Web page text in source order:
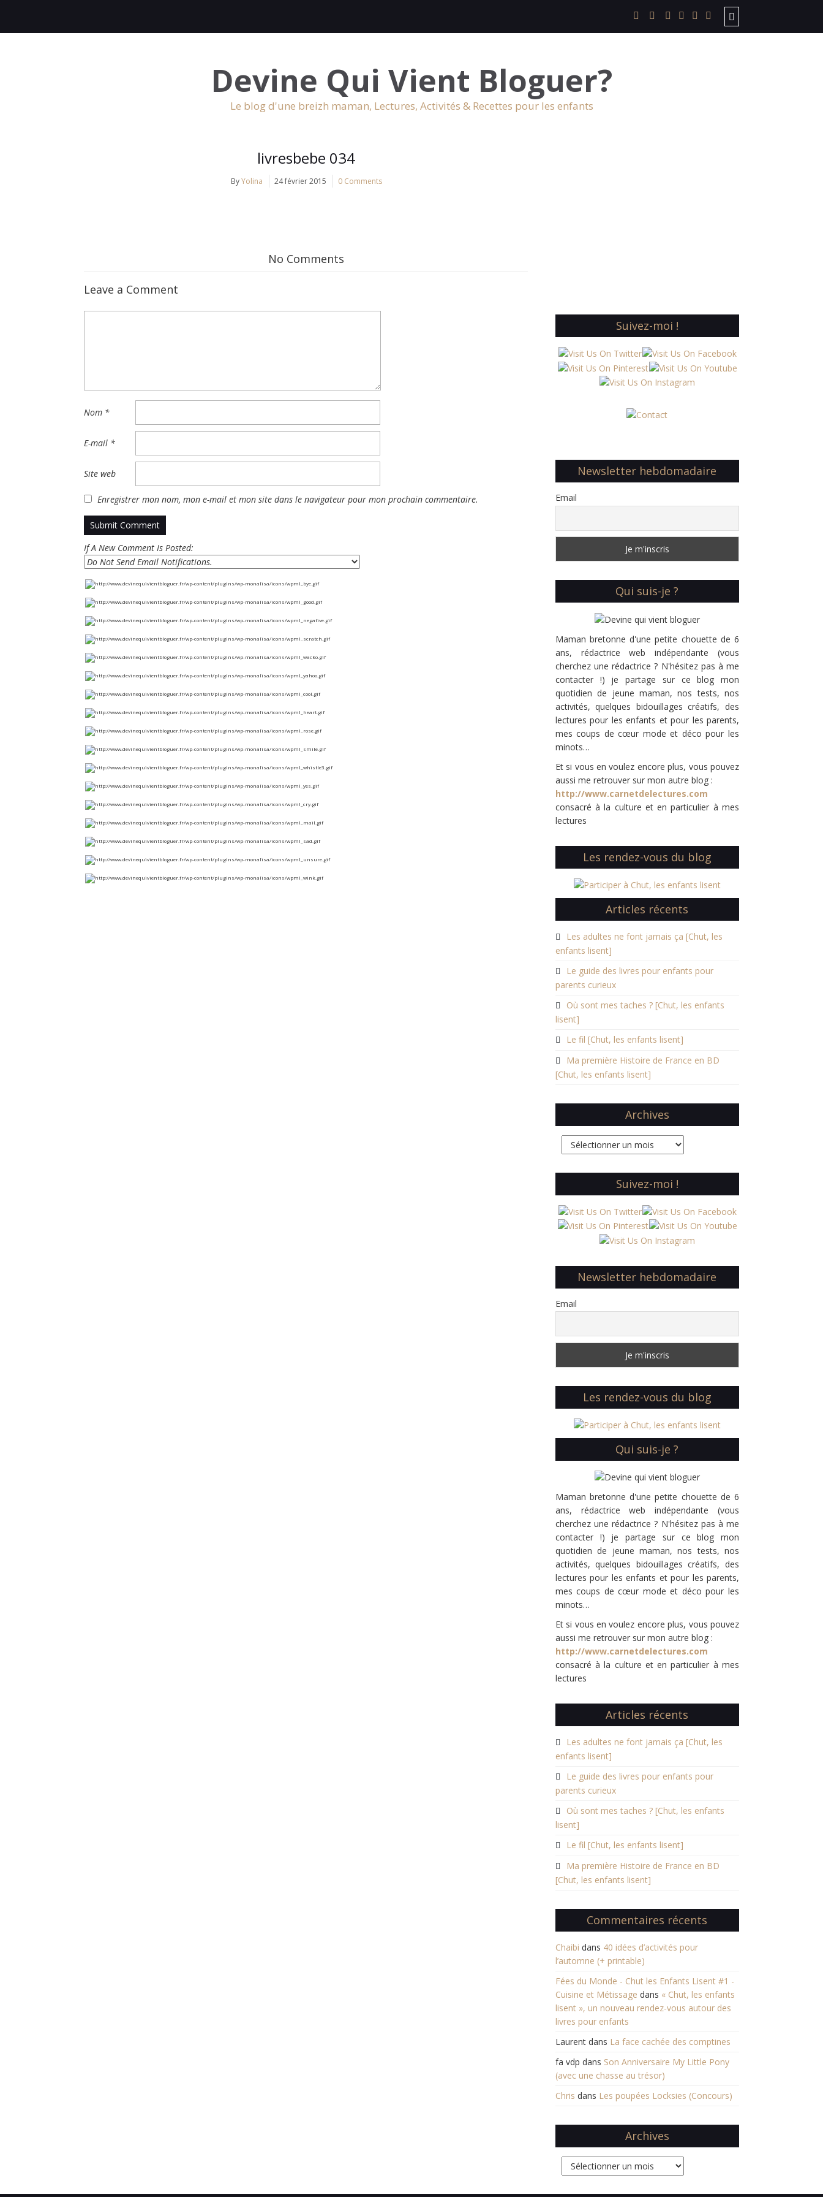
Devine Qui Vient Bloguer?
Le blog d'une breizh maman, Lectures, Activités & Recettes pour les enfants
livresbebe 034
ByYolina 24 février 2015 0 Comments
No Comments
Leave a Comment
Nom *
E-mail *
Site web
Enregistrer mon nom, mon e-mail et mon site dans le navigateur pour mon prochain commentaire.
If A New Comment Is Posted:
Suivez-moi !
Newsletter hebdomadaire
Email
Qui suis-je ?
Maman bretonne d'une petite chouette de 6
ans, rédactrice web indépendante (vous
cherchez une rédactrice ? N'hésitez pas à me
contacter !) je partage sur ce blog mon
quotidien de jeune maman, nos tests, nos
activités, quelques bidouillages créatifs, des
lectures pour les enfants et pour les parents,
mes coups de cœur mode et déco pour les
minots…
Et si vous en voulez encore plus, vous pouvez
aussi me retrouver sur mon autre blog :
http://www.carnetdelectures.com
consacré à la culture et en particulier à mes
lectures
Les rendez-vous du blog
Articles récents
Les adultes ne font jamais ça [Chut, les
enfants lisent]
Le guide des livres pour enfants pour
parents curieux
Où sont mes taches ? [Chut, les enfants
lisent]
Le fil [Chut, les enfants lisent]
Ma première Histoire de France en BD
[Chut, les enfants lisent]
Archives
Archives
Suivez-moi !
Newsletter hebdomadaire
Email
Les rendez-vous du blog
Qui suis-je ?
Maman bretonne d'une petite chouette de 6
ans, rédactrice web indépendante (vous
cherchez une rédactrice ? N'hésitez pas à me
contacter !) je partage sur ce blog mon
quotidien de jeune maman, nos tests, nos
activités, quelques bidouillages créatifs, des
lectures pour les enfants et pour les parents,
mes coups de cœur mode et déco pour les
minots…
Et si vous en voulez encore plus, vous pouvez
aussi me retrouver sur mon autre blog :
http://www.carnetdelectures.com
consacré à la culture et en particulier à mes
lectures
Articles récents
Les adultes ne font jamais ça [Chut, les
enfants lisent]
Le guide des livres pour enfants pour
parents curieux
Où sont mes taches ? [Chut, les enfants
lisent]
Le fil [Chut, les enfants lisent]
Ma première Histoire de France en BD
[Chut, les enfants lisent]
Commentaires récents
Chaibi dans 40 idées d’activités pour
l’automne (+ printable)
Fées du Monde - Chut les Enfants Lisent #1 -
Cuisine et Métissage dans « Chut, les enfants
lisent », un nouveau rendez-vous autour des
livres pour enfants
Laurentdans La face cachée des comptines
fa vdp dans Son Anniversaire My Little Pony
(avec une chasse au trésor)
Chris dans Les poupées Locksies (Concours)
Archives
Archives